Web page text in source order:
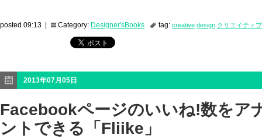
posted 09:13 | Category: Designer'sBooks tag: creative design クリエイティブ
2013年07月05日
Facebookページのいいね!数をア
ントできる「Fliike」